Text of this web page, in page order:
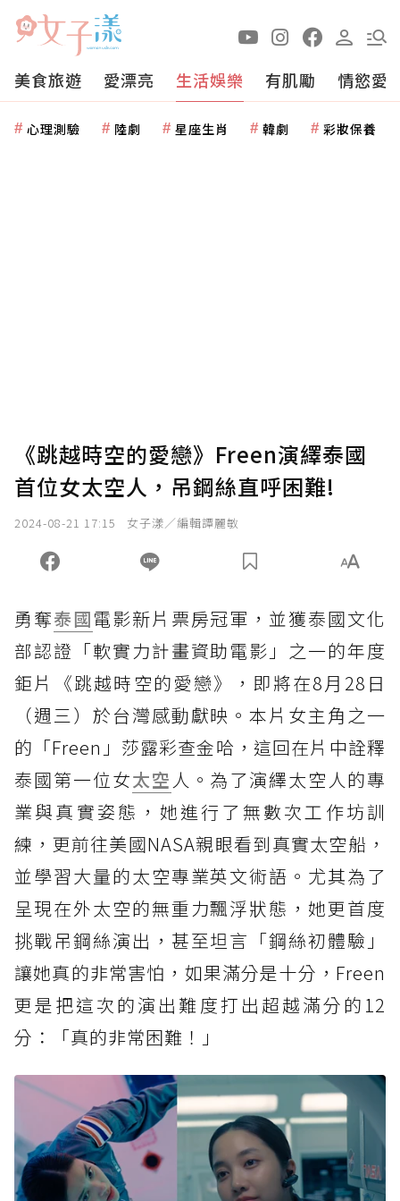
美食旅遊 愛漂亮 生活娛樂 有肌勵 情慾愛
心理測驗 陸劇 星座生肖 韓劇 彩妝保養
《跳越時空的愛戀》Freen演繹泰國
首位女太空人，吊鋼絲直呼困難!
2024-08-21 17:15 女子漾／編輯譚麗敏
勇奪泰國電影新片票房冠軍，並獲泰國文化
部認證「軟實力計畫資助電影」之一的年度
鉅片《跳越時空的愛戀》，即將在8月28日
（週三）於台灣感動獻映。本片女主角之一
的「Freen」莎露彩查金哈，這回在片中詮釋
泰國第一位女太空 人。為了演繹太空人的專
業與真實姿態，她進行了無數次工作坊訓
練，更前往美國NASA親眼看到真實太空船，
並學習大量的太空專業英文術語。尤其為了
呈現在外太空的無重力飄浮狀態，她更首度
挑戰吊鋼絲演出，甚至坦言「鋼絲初體驗」
讓她真的非常害怕，如果滿分是十分，Freen
更是把這次的演出難度打出超越滿分的12
分：「真的非常困難！」